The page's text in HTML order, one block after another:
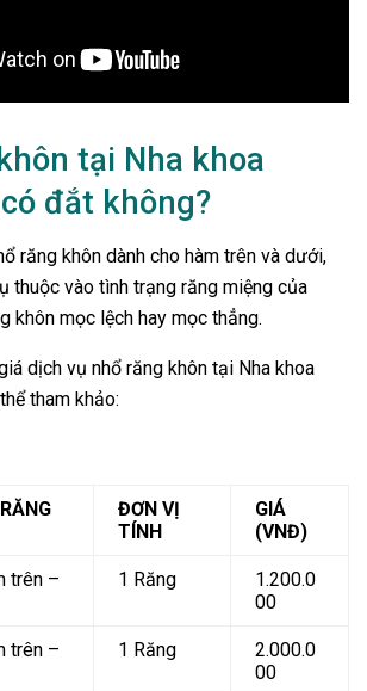
tại Nha khoa
đắt không?
răng khôn dành cho hàm trên và dưới,
thuộc vào tình trạng răng miệng của
khôn mọc lệch hay mọc thẳng.
dịch vụ nhổ răng khôn tại Nha khoa
tham khảo:
ĐƠN VỊ
TÍNH
GIÁ
(VNĐ)
trên –
1 Răng
1.200.0
00
trên –
1 Răng
2.000.0
00